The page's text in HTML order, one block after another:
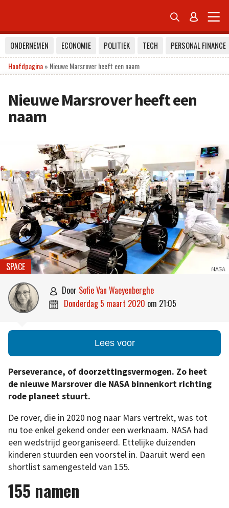
 
ONDERNEMEN ECONOMIE POLITIEK TECH
PERSONAL FINANCE
Hoofdpagina» Nieuwe Marsrover heeft een naam
Nieuwe Marsrover heeft een
naam
NASA
SPACE
 door Sofie Van Waeyenberghe
 donderdag 5 maart 2020 om 21:05
Lees voor
Perseverance, of doorzettingsvermogen. Zo heet
de nieuwe Marsrover die NASA binnenkort richting
rode planeet stuurt.
De rover, die in 2020 nog naar Mars vertrekt, was tot
nu toe enkel gekend onder een werknaam. NASA had
een wedstrijd georganiseerd. Ettelijke duizenden
kinderen stuurden een voorstel in. Daaruit werd een
shortlist samengesteld van 155.
155 namen